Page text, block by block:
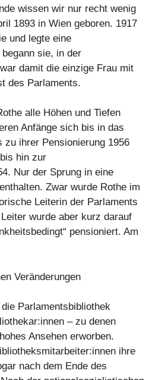
wissen wir nur recht wenig
1893 in Wien geboren. 1917
und legte eine
sie, in der
damit die einzige Frau mit
des Parlaments.
alle Höhen und Tiefen
Anfänge sich bis in das
ihrer Pensionierung 1956
hin zur
Nur der Sprung in eine
Zwar wurde Rothe im
Leiterin der Parlaments
wurde aber kurz darauf
pensioniert. Am
Veränderungen
Parlamentsbibliothek
– zu denen
Ansehen erworben.
ihre
nach dem Ende des